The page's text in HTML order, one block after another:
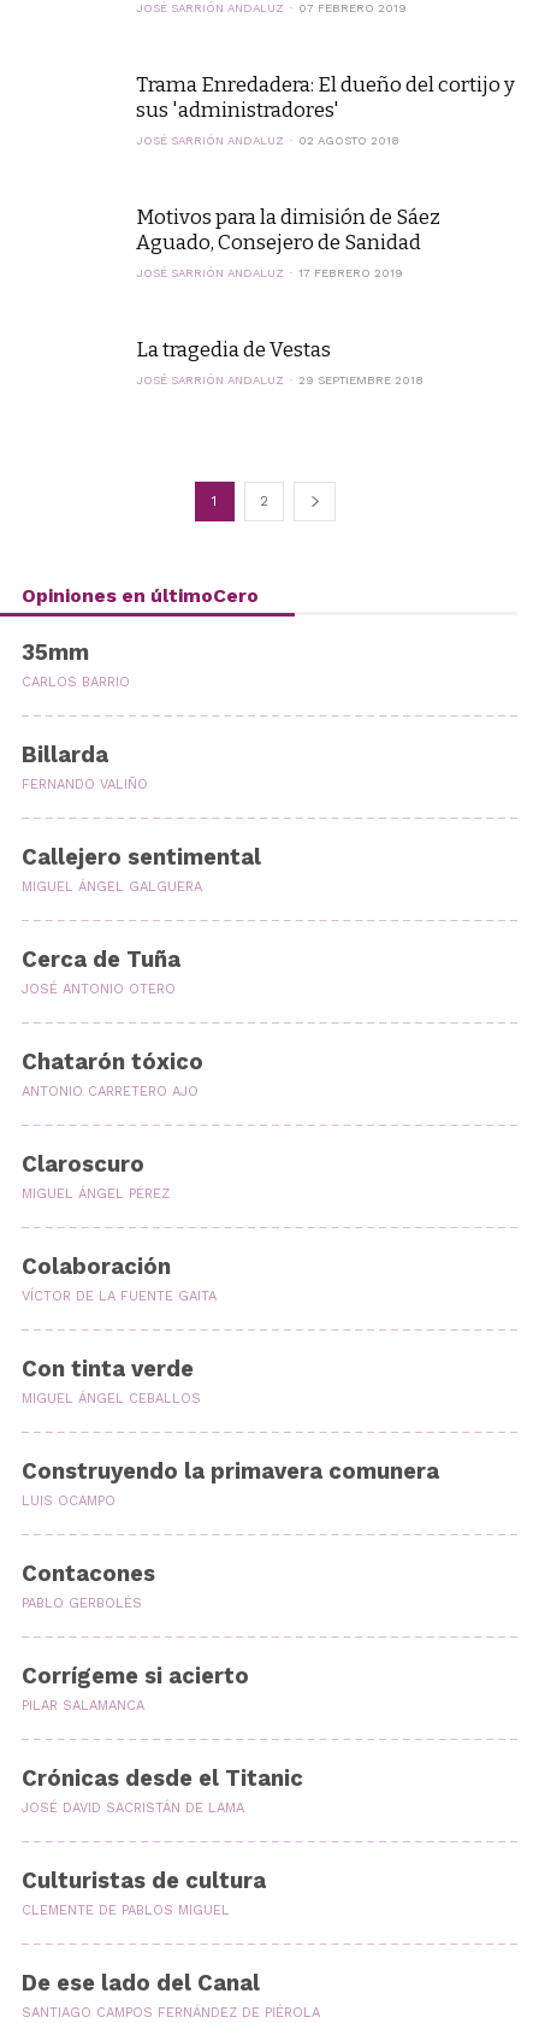
JOSÉ SARRIÓN ANDALUZ 07 FEBRERO 2019
Trama Enredadera: El dueño del cortijo y
sus 'administradores'
JOSÉ SARRIÓN ANDALUZ 02 AGOSTO 2018
Motivos para la dimisión de Sáez
Aguado, Consejero de Sanidad
JOSÉ SARRIÓN ANDALUZ 17 FEBRERO 2019
La tragedia de Vestas
JOSÉ SARRIÓN ANDALUZ 29 SEPTIEMBRE 2018
1 2
Opiniones en últimoCero
35mm
CARLOS BARRIO
Billarda
FERNANDO VALIÑO
Callejero sentimental
MIGUEL ÁNGEL GALGUERA
Cerca de Tuña
JOSÉ ANTONIO OTERO
Chatarón tóxico
ANTONIO CARRETERO AJO
Claroscuro
MIGUEL ÁNGEL PÉREZ
Colaboración
VÍCTOR DE LA FUENTE GAITA
Con tinta verde
MIGUEL ÁNGEL CEBALLOS
Construyendo la primavera comunera
LUIS OCAMPO
Contacones
PABLO GERBOLÉS
Corrígeme si acierto
PILAR SALAMANCA
Crónicas desde el Titanic
JOSÉ DAVID SACRISTÁN DE LAMA
Culturistas de cultura
CLEMENTE DE PABLOS MIGUEL
De ese lado del Canal
SANTIAGO CAMPOS FERNÁNDEZ DE PIÉROLA